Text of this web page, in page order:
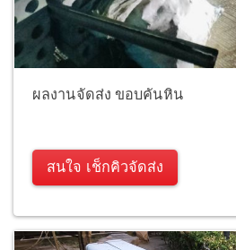
ผลงานจัดส่ง ขอบคันหิน
สนใจ เช็กคิวจัดส่ง